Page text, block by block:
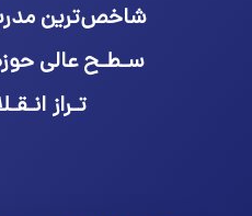
شاخص‌ترین مدرسه
سـطـح عالی حوزه
تـراز انـقـلاب